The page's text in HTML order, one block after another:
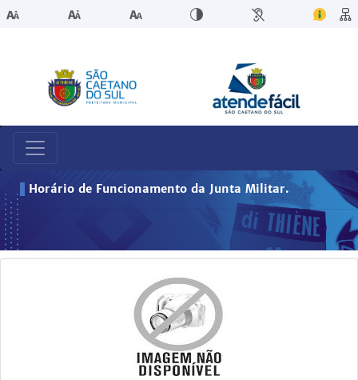
Horário de Funcionamento da Junta Militar.